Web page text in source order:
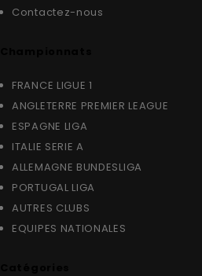
Contactez-nous
FRANCE LIGUE 1
ANGLETERRE PREMIER LEAGUE
ESPAGNE LIGA
ITALIE SERIE A
ALLEMAGNE BUNDESLIGA
PORTUGAL LIGA
AUTRES CLUBS
EQUIPES NATIONALES